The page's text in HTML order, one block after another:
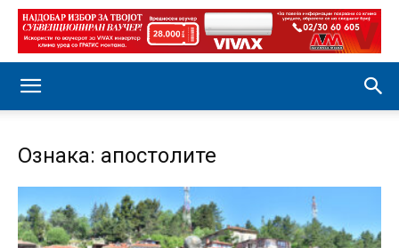
Ознака: апостолите